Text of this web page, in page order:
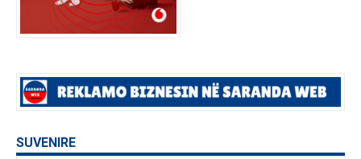
SUVENIRE